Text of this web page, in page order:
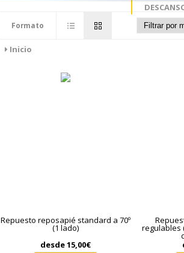
Formato
Inicio
Repuesto reposapié standard a 70º
(1 lado)
desde15,00€
regulables